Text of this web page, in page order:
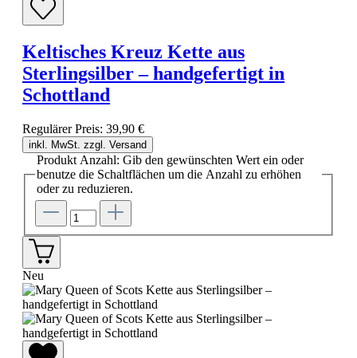
Keltisches Kreuz Kette aus
Sterlingsilber – handgefertigt in
Schottland
Regulärer Preis: 39,90 €
inkl. MwSt. zzgl. Versand
Produkt Anzahl: Gib den gewünschten Wert ein oder
benutze die Schaltflächen um die Anzahl zu erhöhen
oder zu reduzieren.
Neu